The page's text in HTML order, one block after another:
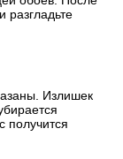
разгладьте
Излишек
получится